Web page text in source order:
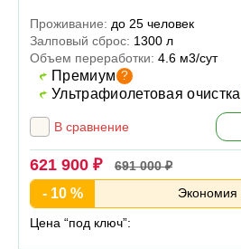
Проживание: до 25 человек
Залповый сброс: 1300 л
Объем переработки: 4.6 м3/сут
Премиум ?
Ультрафиолетовая очистка
В сравнение
621 900 ₽ 691 000 ₽
- 10 % Экономия
Цена “под ключ”: